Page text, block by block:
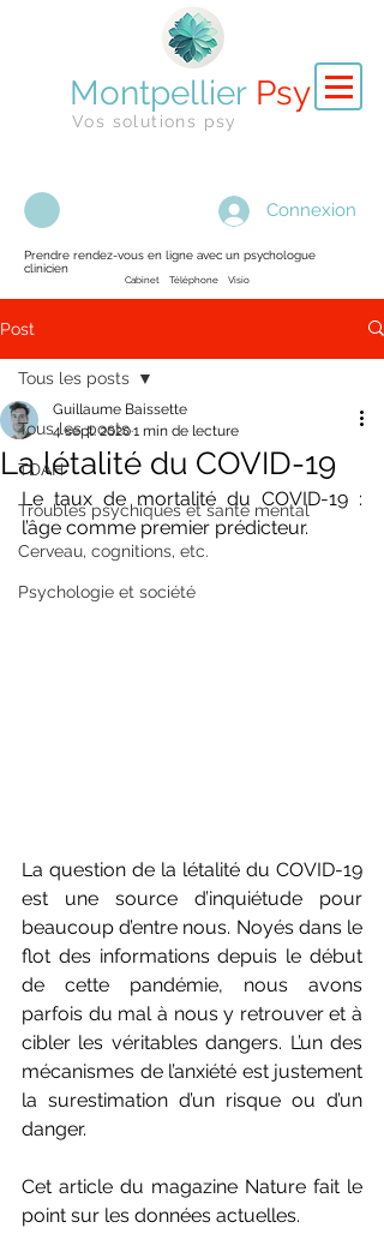
Montpellier Psy
Vos solutions psy
Connexion
Prendre rendez-vous en ligne avec un psychologue
clinicien
Cabinet Téléphone Visio
Post
Tous les posts
TDAH
Troubles psychiques et santé mental
Cerveau, cognitions, etc.
Psychologie et société
Tous les posts
La létalité du COVID-19
Guillaume Baissette
4 sept. 20201 min de lecture
Le taux de mortalité du COVID-19 :
l’âge comme premier prédicteur.
La question de la létalité du COVID-19
est une source d’inquiétude pour
beaucoup d’entre nous. Noyés dans le
flot des informations depuis le début
de cette pandémie, nous avons
parfois du mal à nous y retrouver et à
cibler les véritables dangers. L’un des
mécanismes de l’anxiété est justement
la surestimation d’un risque ou d’un
danger.
Cet article du magazine Nature fait le
point sur les données actuelles.